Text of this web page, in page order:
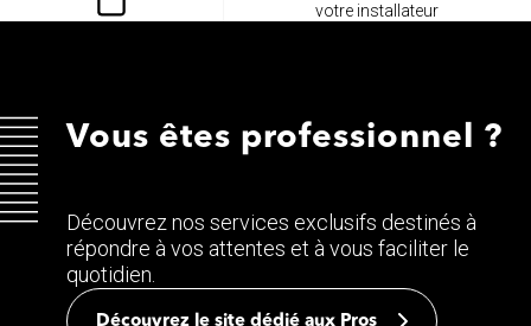
votre installateur
Vous êtes professionnel ?
Découvrez nos services exclusifs destinés à
répondre à vos attentes et à vous faciliter le
quotidien.
Découvrez le site dédié aux Pros